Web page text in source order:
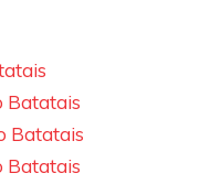
Batatais
Batatais
Batatais